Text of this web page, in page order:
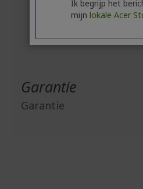
Garantie
Garantie
Ik begrijp het
mijn lokale Acer